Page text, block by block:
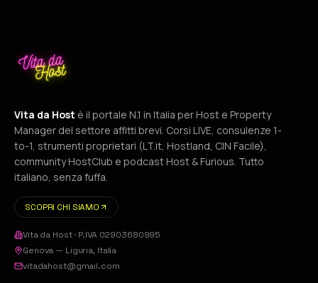
Vita da Host è il portale N.1 in Italia per Host e Property
Manager del settore affitti brevi. Corsi LIVE, consulenze 1-
to-1, strumenti proprietari (LT.it, Hostland, CIN Facile),
community HostClub e podcast Host & Furious. Tutto
italiano, senza fuffa.
SCOPRI CHI SIAMO
Vita da Host· P.IVA 02903680995
Genova — Liguria, Italia
vitadahost@gmail.com